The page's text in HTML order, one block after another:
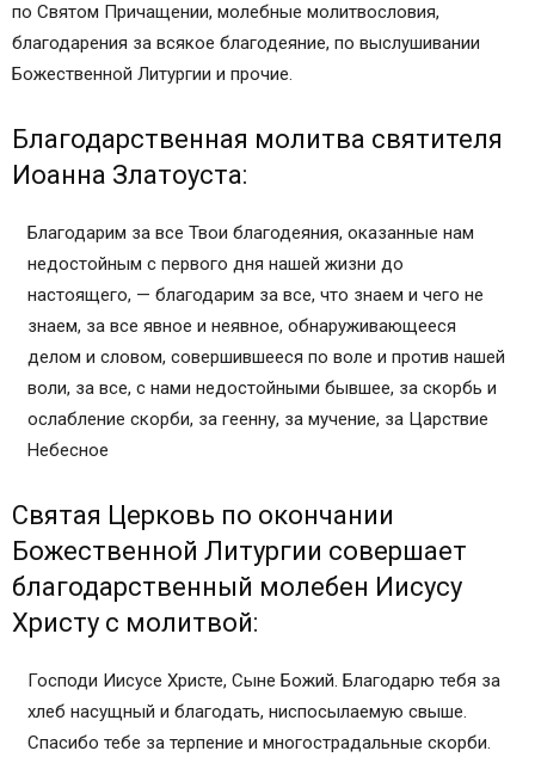
по Святом Причащении, молебные молитвословия,
благодарения за всякое благодеяние, по выслушивании
Божественной Литургии и прочие.
Благодарственная молитва святителя
Иоанна Златоуста:
Благодарим за все Твои благодеяния, оказанные нам
недостойным с первого дня нашей жизни до
настоящего, — благодарим за все, что знаем и чего не
знаем, за все явное и неявное, обнаруживающееся
делом и словом, совершившееся по воле и против нашей
воли, за все, с нами недостойными бывшее, за скорбь и
ослабление скорби, за геенну, за мучение, за Царствие
Небесное
Святая Церковь по окончании
Божественной Литургии совершает
благодарственный молебен Иисусу
Христу с молитвой:
Господи Иисусе Христе, Сыне Божий. Благодарю тебя за
хлеб насущный и благодать, ниспосылаемую свыше.
Спасибо тебе за терпение и многострадальные скорби.